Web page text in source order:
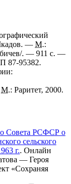
. — М.:
. — 911 с. —
87-95382.
М.: Раритет, 2000.
Совета РСФСР о
сельского
г.. Онлайн
— Героя
«Сохраняя